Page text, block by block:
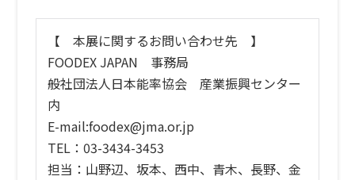
【 本展に関するお問い合わせ先 】
FOODEX JAPAN 事務局
般社団法人日本能率協会 産業振興センター
内
E-mail:foodex@jma.or.jp
TEL：03-3434-3453
担当：山野辺、坂本、西中、青木、長野、金